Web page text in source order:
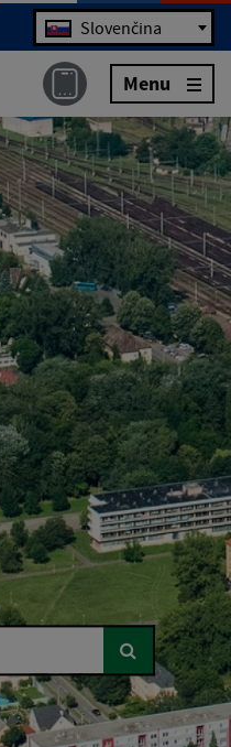
Jazyk Slovenčina
Menu